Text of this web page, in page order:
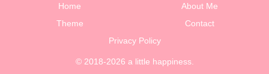
Home
About Me
Theme
Contact
Privacy Policy
© 2018-2026 a little happiness.